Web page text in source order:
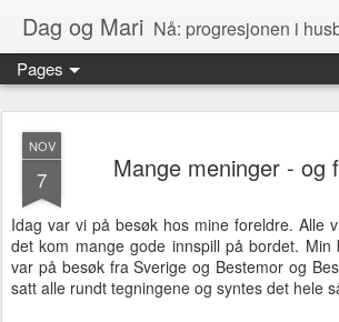
Dag og Mari Nå: progresjonen i husbygging
Pages
NOV
7 Mange meninger - og
Idag var vi på besøk hos mine foreldre. Alle
det kom mange gode innspill på bordet. Min
var på besøk fra Sverige og Bestemor og
satt alle rundt tegningene og syntes det hele